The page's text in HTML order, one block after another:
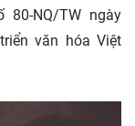
NQ/TW ngày
văn hóa Việt